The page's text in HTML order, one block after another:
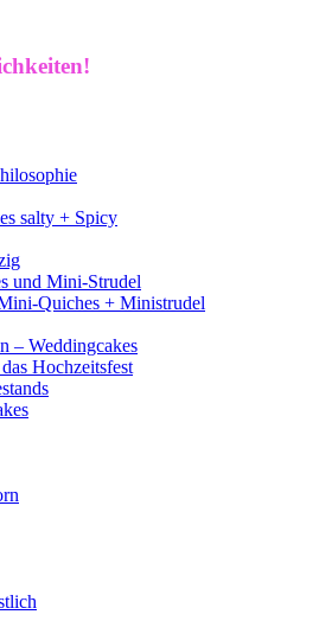
salty + Spicy
und Mini-Strudel
Quiches + Ministrudel
– Weddingcakes
Hochzeitsfest